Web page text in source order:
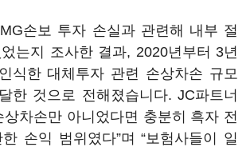
손보 투자 손실과 관련해 내부 절
는지 조사한 결과, 2020년부터 3년
식한 대체투자 관련 손상차손 규모
한 것으로 전해졌습니다. JC파트너
상차손만 아니었다면 충분히 흑자 전
손익 범위였다”며 “보험사들이 일